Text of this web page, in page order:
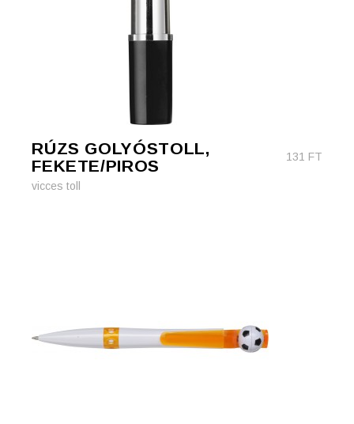
RÚZS GOLYÓSTOLL,
FEKETE/PIROS
131 FT
vicces toll